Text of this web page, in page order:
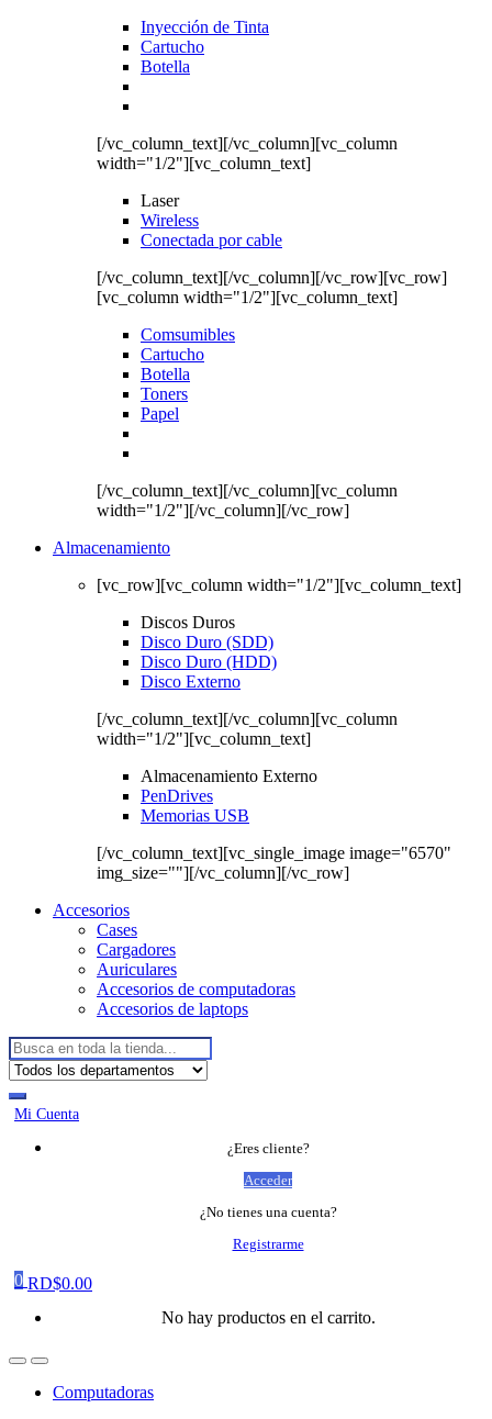
Inyección de Tinta
Cartucho
Botella
[/vc_column_text][/vc_column][vc_column
width="1/2"][vc_column_text]
Laser
Wireless
Conectada por cable
[/vc_column_text][/vc_column][/vc_row][vc_row]
[vc_column width="1/2"][vc_column_text]
Comsumibles
Cartucho
Botella
Toners
Papel
[/vc_column_text][/vc_column][vc_column
width="1/2"][/vc_column][/vc_row]
Almacenamiento
[vc_row][vc_column width="1/2"][vc_column_text]
Discos Duros
Disco Duro (SDD)
Disco Duro (HDD)
Disco Externo
[/vc_column_text][/vc_column][vc_column
width="1/2"][vc_column_text]
Almacenamiento Externo
PenDrives
Memorias USB
[/vc_column_text][vc_single_image image="6570"
img_size=""][/vc_column][/vc_row]
Accesorios
Cases
Cargadores
Auriculares
Accesorios de computadoras
Accesorios de laptops
Buscar:
Mi Cuenta
¿Eres cliente?
Acceder
¿No tienes una cuenta?
Registrarme
0 RD$0.00
No hay productos en el carrito.
Computadoras